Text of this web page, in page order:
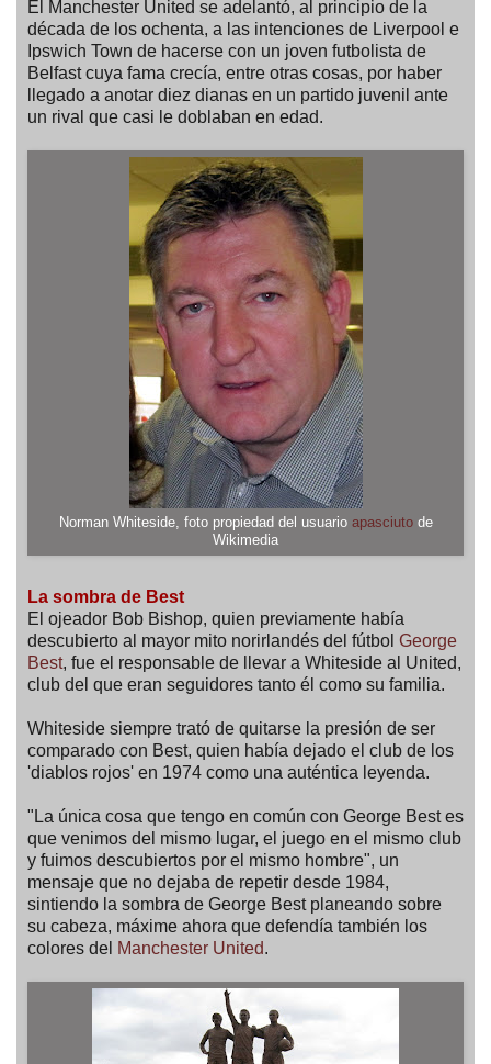
El Manchester United se adelantó, al principio de la
década de los ochenta, a las intenciones de Liverpool e
Ipswich Town de hacerse con un joven futbolista de
Belfast cuya fama crecía, entre otras cosas, por haber
llegado a anotar diez dianas en un partido juvenil ante
un rival que casi le doblaban en edad.
Norman Whiteside, foto propiedad del usuarioapasciutode
Wikimedia
La sombra de Best
El ojeador Bob Bishop, quien previamente había
descubierto al mayor mito norirlandés del fútbol George
Best, fue el responsable de llevar a Whiteside al United,
club del que eran seguidores tanto él como su familia.
Whiteside siempre trató de quitarse la presión de ser
comparado con Best, quien había dejado el club de los
'diablos rojos' en 1974 como una auténtica leyenda.
"La única cosa que tengo en común con George Best es
que venimos del mismo lugar, el juego en el mismo club
y fuimos descubiertos por el mismo hombre", un
mensaje que no dejaba de repetir desde 1984,
sintiendo la sombra de George Best planeando sobre
su cabeza, máxime ahora que defendía también los
colores del Manchester United.